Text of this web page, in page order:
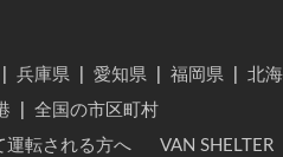
兵庫県 愛知県 福岡県 北
全国の市区町村
運転される方へ VAN